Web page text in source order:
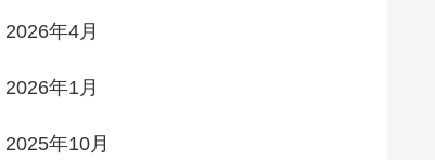
2026年4月
2026年1月
2025年10月